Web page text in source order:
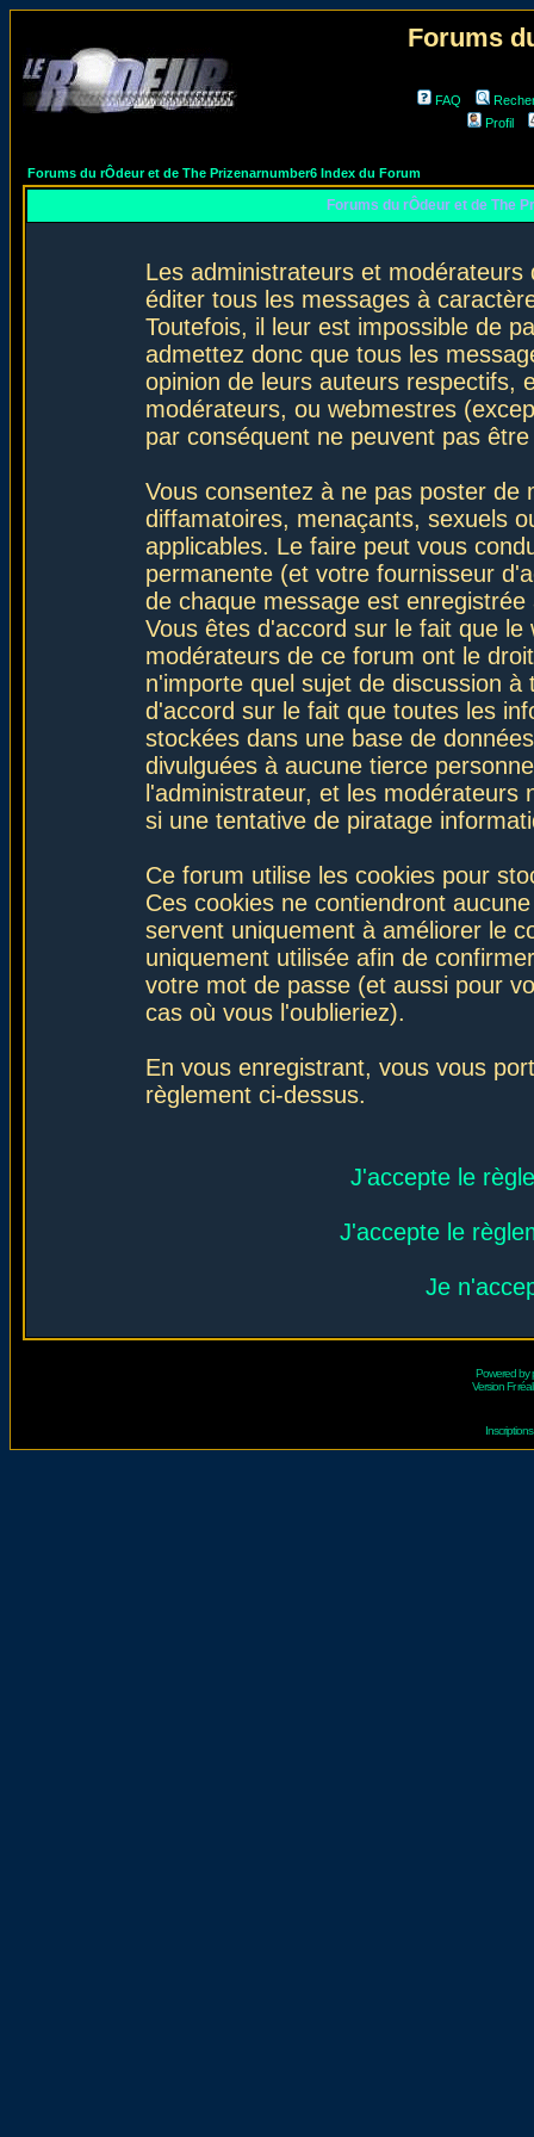
Forums
FAQ
Profil
Forums du rÔdeur et de The Prizenarnumber6 Index du Forum
Forums du rÔdeur et de The
Les administrateurs et
éditer tous les messages à
Toutefois, il leur est impossible de
admettez donc que tous les
opinion de leurs auteurs respectifs,
modérateurs, ou webmestres
par conséquent ne peuvent pas
Vous consentez à ne pas poster de
diffamatoires, menaçants, sexuels
applicables. Le faire peut vous
permanente (et votre fournisseur
de chaque message est
Vous êtes d'accord sur le fait que
modérateurs de ce forum ont le
n'importe quel sujet de discussion
d'accord sur le fait que toutes les
stockées dans une base de
divulguées à aucune tierce
l'administrateur, et les
si une tentative de piratage
Ce forum utilise les cookies pour
Ces cookies ne contiendront
servent uniquement à améliorer le
uniquement utilisée afin de
votre mot de passe (et aussi pour
cas où vous l'oublieriez).
En vous enregistrant, vous vous
règlement ci-dessus.
J'accepte le
J'accepte le
Je
Powered by
Version Fr